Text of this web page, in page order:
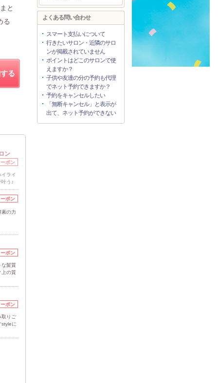
と
る
る
ン
ポン
ライ
う♪
ポン
素の力
ポン
な髪質
上の質
ポン
取りご
styleに
よくある問い合わせ
スマート支払いについて
行きたいサロン・近隣のサロ
ンが掲載されていません
ポイントはどこのサロンで使
えますか？
子供や友達の分の予約も代理
でネット予約できますか？
予約をキャンセルしたい
「無断キャンセル」と表示が
出て、ネット予約ができない